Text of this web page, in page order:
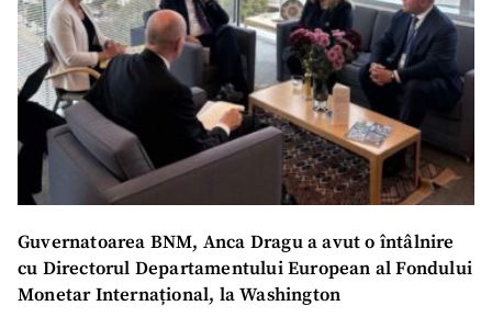
Guvernatoarea BNM, Anca Dragu a avut o întâlnire
cu Directorul Departamentului European al Fondului
Monetar Internațional, la Washington